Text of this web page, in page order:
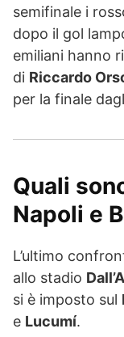
semifinale i
dopo il gol
emiliani hanno
di Riccardo
per la finale
Quali
Napoli e
L’ultimo
allo stadio
si è imposto sul
e Lucumí.